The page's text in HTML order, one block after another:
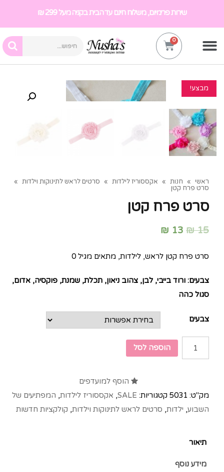
שירות פרימיום, משלוח חינם עד הבית בקניה מעל 299 ₪
מבצע!
ראשי » חנות » אקססוריז לילדות » סרטים לראש לתינוקות וילדות »
סרט פרח קטן
סרט פרח קטן
15
₪
13
₪
סרט פרח קטן לראש, לילדות, מתאים מגיל 0
צבעים: ורוד בייבי, לבן, צהוב ניאון, תכלת, שמנת, פוקסיה, אדום,
סגול כהה
צבעים
הוספה לסל
הוסף למועדפים
מק"ט: 5031 קטגוריות: SALE
, אקססוריז לילדות, המפתיעים של
השבוע, ילדות, סרטים לראש לתינוקות וילדות, קולקציות חדשות
תיאור
מידע נוסף